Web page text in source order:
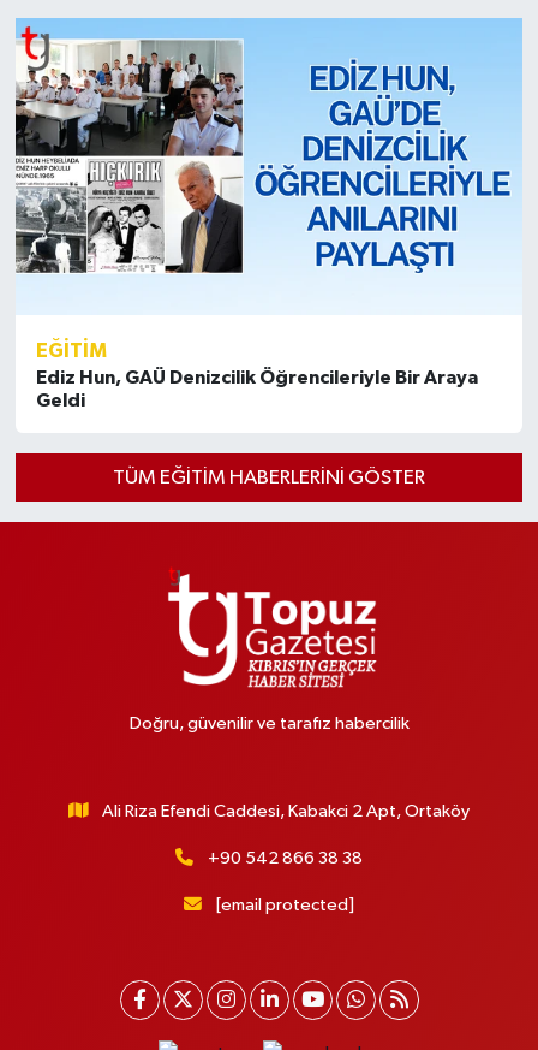
EĞİTİM
Ediz Hun, GAÜ Denizcilik Öğrencileriyle Bir Araya
Geldi
TÜM EĞİTİM HABERLERINI GÖSTER
Doğru, güvenilir ve tarafız habercilik
Ali Riza Efendi Caddesi, Kabakci 2 Apt, Ortaköy
+90 542 866 38 38
[email protected]